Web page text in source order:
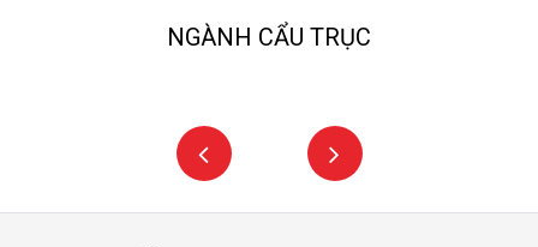
NGÀNH CẨU TRỤC